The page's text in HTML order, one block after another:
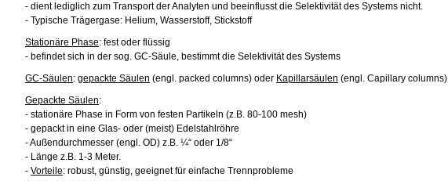
- dient lediglich zum Transport der Analyten und beeinflusst die Selektivität des Systems nicht.
- Typische Trägergase: Helium, Wasserstoff, Stickstoff
Stationäre Phase: fest oder flüssig
- befindet sich in der sog. GC-Säule, bestimmt die Selektivität des Systems
GC-Säulen: gepackte Säulen (engl. packed columns) oder Kapillarsäulen (engl. Capillary columns)
Gepackte Säulen:
- stationäre Phase in Form von festen Partikeln (z.B. 80-100 mesh)
- gepackt in eine Glas- oder (meist) Edelstahlröhre
- Außendurchmesser (engl. OD) z.B. ¼“ oder 1/8“
- Länge z.B. 1-3 Meter.
- Vorteile: robust, günstig, geeignet für einfache Trennprobleme